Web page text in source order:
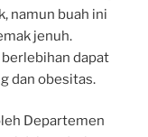
namun buah ini
jenuh.
dapat
dan obesitas.
Departemen